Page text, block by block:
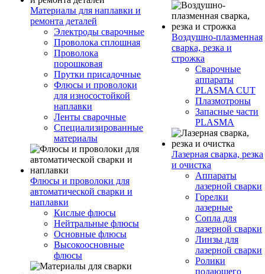
Материалы для наплавки и
ремонта деталей
Электроды сварочные
Проволока сплошная
Проволока
порошковая
Прутки присадочные
Флюсы и проволоки
для износостойкой
наплавки
Ленты сварочные
Специализированные
материалы
Флюсы и проволоки для
автоматической сварки и
наплавки
Кислые флюсы
Нейтральные флюсы
Основные флюсы
Высокоосновные
флюсы
Воздушно-плазменная
сварка, резка и
строжка
Сварочные
аппараты
PLASMA CUT
Плазмотроны
Запасные части
PLASMA
Лазерная сварка, резка
и очистка
Аппараты
лазерной сварки
Горелки
лазерные
Сопла для
лазерной сварки
Линзы для
лазерной сварки
Ролики
подающего